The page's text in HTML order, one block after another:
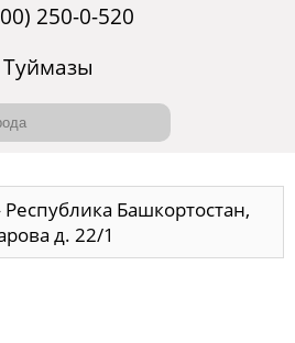
250-0-520
Туймазы
Республика Башкортостан,
д. 22/1